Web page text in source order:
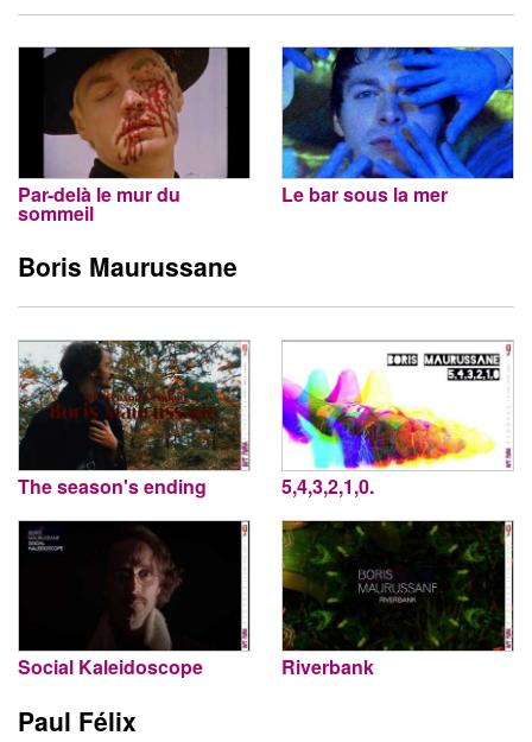
Par-delà le mur du
sommeil
Le bar sous la mer
Boris Maurussane
The season's ending 5,4,3,2,1,0.
Social Kaleidoscope Riverbank
Paul Félix